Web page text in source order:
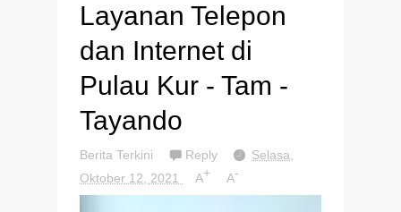
Layanan Telepon
dan Internet di
Pulau Kur - Tam -
Tayando
Berita Terkini Reply
Selasa,
Oktober 12, 2021
A+ A-